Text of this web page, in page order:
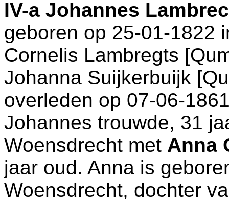
IV-a Johannes
geboren op 25-01-1822
Cornelis Lambregts
Johanna Suijkerbuijk
overleden op 07-06-
Johannes trouwde, 31
Woensdrecht met Anna
jaar oud. Anna is
Woensdrecht, dochter